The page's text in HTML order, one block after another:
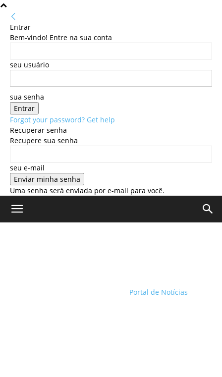
Entrar
Bem-vindo! Entre na sua conta
seu usuário
sua senha
Forgot your password? Get help
Recuperar senha
Recupere sua senha
seu e-mail
Uma senha será enviada por e-mail para você.
Portal de Notícias